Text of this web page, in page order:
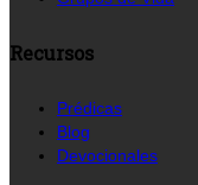
Recursos
Prédicas
Blog
Devocionales